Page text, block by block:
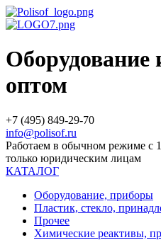
Оборудование
оптом
+7 (495) 849-29-70
info@polisof.ru
Работаем в обычном режиме с
только юридическим лицам
КАТАЛОГ
Оборудование, приборы
Пластик, стекло,
Прочее
Химические реактивы,